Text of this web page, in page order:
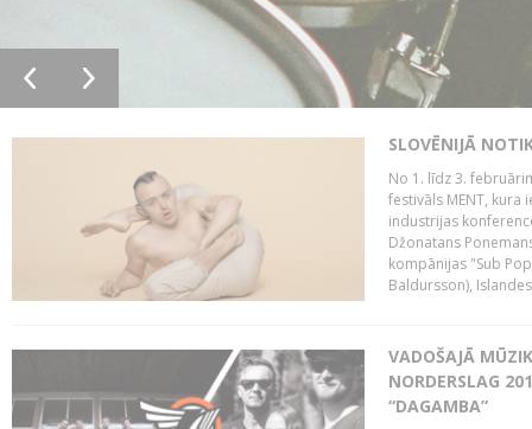
SLOVĒNIJĀ
No 1. līdz 3.
festivāls MENT, kura
industrijas
Džonatans
kompānijas "Sub
Baldursson),
VADOŠAJĀ
NORDERSLAG
“DAGAMBA”